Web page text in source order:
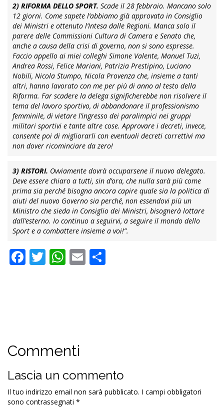
2) RIFORMA DELLO SPORT. Scade il 28 febbraio. Mancano solo
12 giorni. Come sapete l’abbiamo già approvata in Consiglio
dei Ministri e ottenuto l’Intesa dalle Regioni. Manca solo il
parere delle Commissioni Cultura di Camera e Senato che,
anche a causa della crisi di governo, non si sono espresse.
Faccio appello ai miei colleghi Simone Valente, Manuel Tuzi,
Andrea Rossi, Felice Mariani, Patrizia Prestipino, Luciano
Nobili, Nicola Stumpo, Nicola Provenza che, insieme a tanti
altri, hanno lavorato con me per più di anno al testo della
Riforma. Far scadere la delega significherebbe non risolvere il
tema del lavoro sportivo, di abbandonare il professionismo
femminile, di vietare l’ingresso dei paralimpici nei gruppi
militari sportivi e tante altre cose. Approvare i decreti, invece,
consente poi di migliorarli con eventuali decreti correttivi ma
non dover ricominciare da zero!
3) RISTORI. Ovviamente dovrà occuparsene il nuovo delegato.
Deve essere chiaro a tutti, sin d’ora, che nulla sarà più come
prima sia perché bisogna ancora capire quale sia la politica di
aiuti del nuovo Governo sia perché, non essendovi più un
Ministro che sieda in Consiglio dei Ministri, bisognerà lottare
dall’esterno. Io continuo a seguirvi, a seguire il mondo dello
Sport e a combattere insieme a voi!”.
Facebook
Twitter
WhatsApp
Email
Commenti
Lascia un commento
Il tuo indirizzo email non sarà pubblicato. I campi obbligatori
sono contrassegnati *